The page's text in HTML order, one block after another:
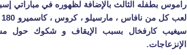
راموس بطفله الثالث بالإضافة لظهوره في مباراتي
سيغيب كارفخال بسبب الإيقاف و شكوك حول
الإنزعاجات.